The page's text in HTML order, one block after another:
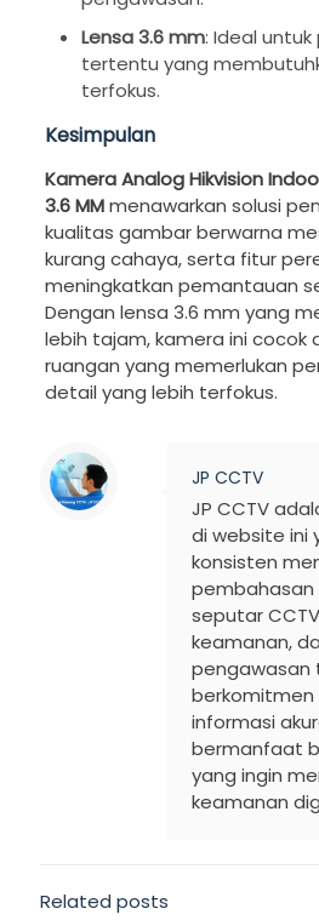
Lensa 3.6 mm: Ideal
tertentu yang
terfokus.
Kesimpulan
Kamera Analog Hikvision
3.6 MMmenawarkan solusi
kualitas gambar berwarna
kurang cahaya, serta fitur
meningkatkan pemantauan
Dengan lensa 3.6 mm yang
lebih tajam, kamera ini cocok
ruangan yang memerlukan
detail yang lebih terfokus.
JP CCTV
JP CCTV
di website ini
konsisten
seputar
keamanan,
pengawasan
berkomitmen
informasi
bermanfaat
yang ingin
keamanan
Related posts